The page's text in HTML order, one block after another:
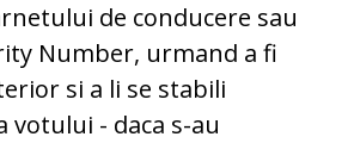
de conducere sau
Number, urmand a fi
si a li se stabili
votului - daca s-au